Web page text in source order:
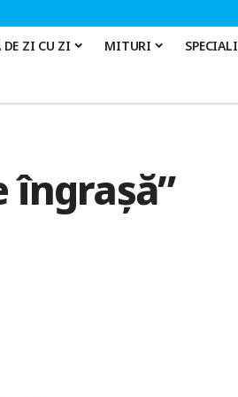
DE ZI CU ZI MITURI
îngrașă”